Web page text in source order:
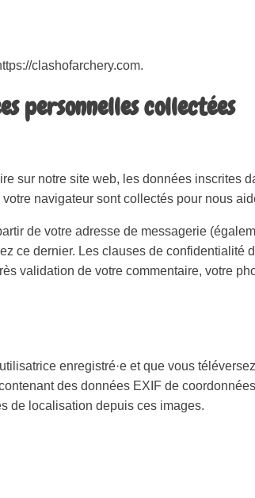
clashofarchery.com.
personnelles collectées
sur notre site web, les données inscrites
navigateur sont collectés pour nous
de votre adresse de messagerie
ce dernier. Les clauses de confidentialité
validation de votre commentaire, votre
enregistré·e et que vous
des données EXIF de
de localisation depuis ces images.